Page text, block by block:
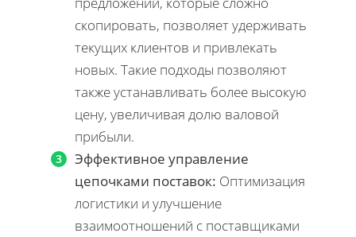
скопировать, позволяет удерживать
текущих клиентов и привлекать
новых. Такие подходы позволяют
также устанавливать более высокую
цену, увеличивая долю валовой
прибыли.
Эффективное управление
цепочками поставок: Оптимизация
логистики и улучшение
взаимоотношений с поставщиками